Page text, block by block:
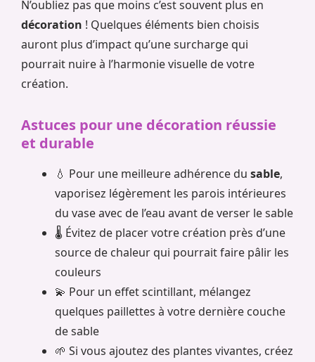
N’oubliez pas que moins c’est souvent plus en
décoration ! Quelques éléments bien choisis
auront plus d’impact qu’une surcharge qui
pourrait nuire à l’harmonie visuelle de votre
création.
Astuces pour une décoration réussie
et durable
💧 Pour une meilleure adhérence du sable,
vaporisez légèrement les parois intérieures
du vase avec de l’eau avant de verser le sable
🌡️ Évitez de placer votre création près d’une
source de chaleur qui pourrait faire pâlir les
couleurs
💫 Pour un effet scintillant, mélangez
quelques paillettes à votre dernière couche
de sable
🌱 Si vous ajoutez des plantes vivantes, créez